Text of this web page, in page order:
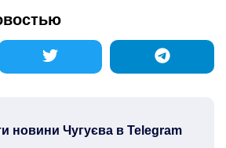
новини Чугуєва в Telegram